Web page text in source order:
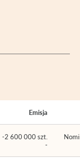
Emisja
-2 600 000 szt.
-